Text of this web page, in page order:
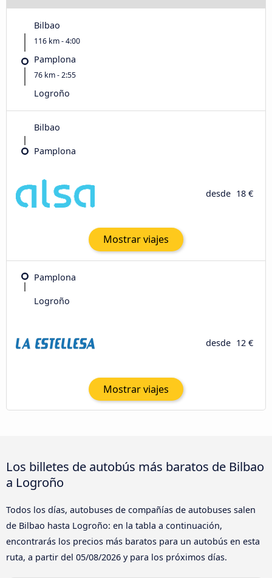
Bilbao
116 km - 4:00
Pamplona
76 km - 2:55
Logroño
Bilbao
Pamplona
desde 18 €
Mostrar viajes
Pamplona
Logroño
desde 12 €
Mostrar viajes
Los billetes de autobús más baratos de Bilbao
a Logroño
Todos los días, autobuses de compañías de autobuses salen
de Bilbao hasta Logroño: en la tabla a continuación,
encontrarás los precios más baratos para un autobús en esta
ruta, a partir del 05/08/2026 y para los próximos días.